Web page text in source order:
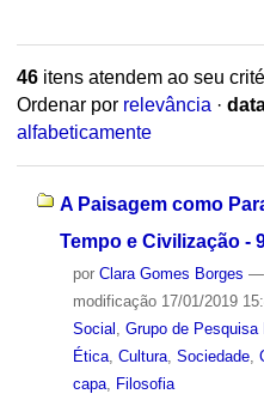
46itens atendem ao seu
Ordenar por relevância ·
alfabeticamente
A Paisagem como
Tempo e Civilização -
por Clara Gomes Borges —
modificação17/01/2019
Social
Grupo de Pesquisa
Ética, Cultura, Sociedade,
capa, Filosofia